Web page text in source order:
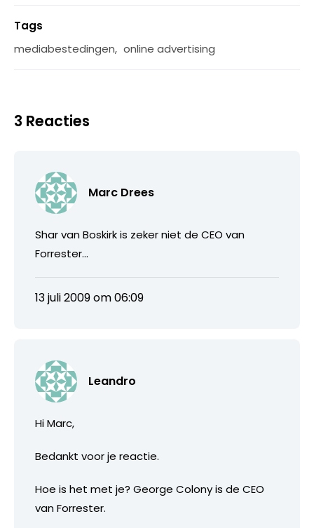
Tags
mediabestedingen, online advertising
3 Reacties
Marc Drees
Shar van Boskirk is zeker niet de CEO van
Forrester…
13 juli 2009 om 06:09
Leandro
Hi Marc,
Bedankt voor je reactie.
Hoe is het met je? George Colony is de CEO
van Forrester.